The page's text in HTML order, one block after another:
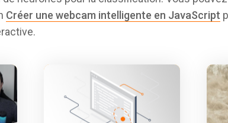
Créer une webcam intelligente en JavaScript